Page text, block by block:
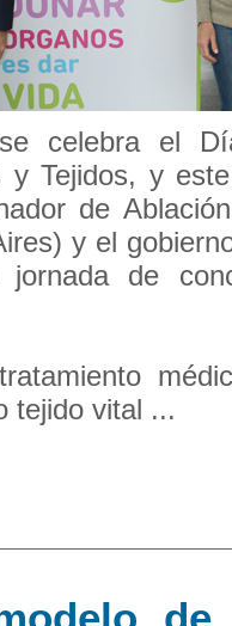
celebra el
y Tejidos, y
de
y el
jornada de
tejido vital ...